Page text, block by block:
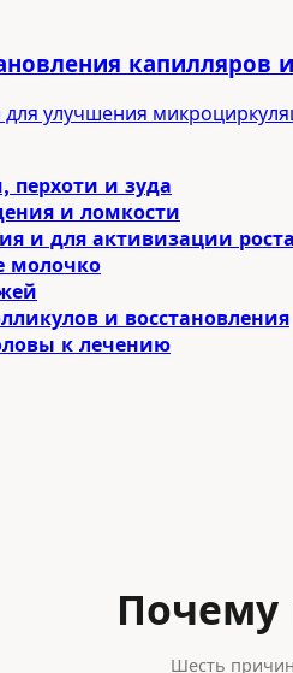
капилляров
улучшения
и зуда
и ломкости
и для активизации роста
молочко
и восстановления
к лечению
Почему
Шесть